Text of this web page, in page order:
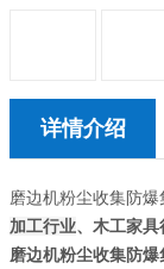
详情介绍
磨边机粉尘收集防爆
加工行业、木工家
磨边机粉尘收集防爆